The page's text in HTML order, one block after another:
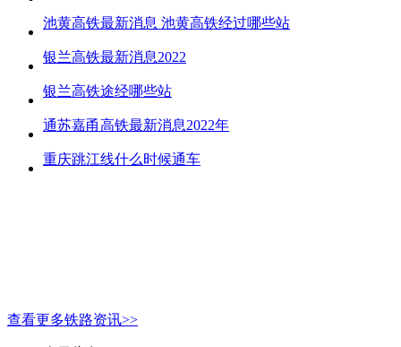
池黄高铁最新消息 池黄高铁经过哪些站
银兰高铁最新消息2022
银兰高铁途经哪些站
通苏嘉甬高铁最新消息2022年
重庆跳江线什么时候通车
查看更多铁路资讯>>